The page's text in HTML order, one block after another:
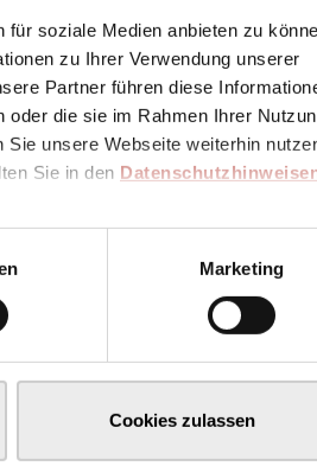
soziale Medien anbieten zu
zu Ihrer Verwendung unserer
Partner führen diese
oder die sie im Rahmen Ihrer
unsere Webseite weiterhin
Sie in den
Marketing
Cookies zulassen